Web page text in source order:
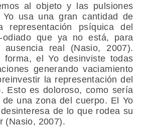
al objeto y las pulsiones
usa una gran cantidad de
representación psíquica del
odiado que ya no está, para
ausencia real (Nasio, 2007).
forma, el Yo desinviste todas
generando vaciamiento
la representación del
Esto es doloroso, como sería
una zona del cuerpo. El Yo
de lo que rodea su
(Nasio, 2007).